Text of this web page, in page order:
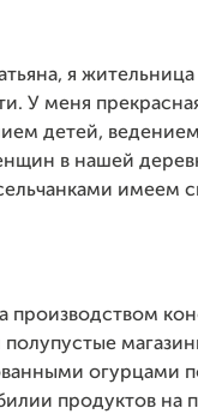
я
У меня
детей,
в нашей
имеем
производством
огурцами
продуктов на